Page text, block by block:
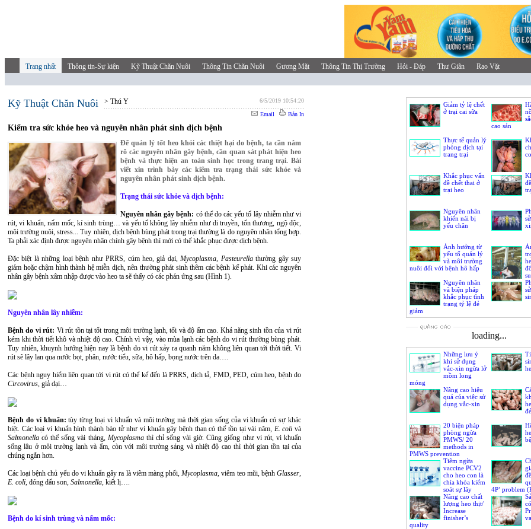
Trang nhất Thông tin-Sự kiện Kỹ Thuật Chăn Nuôi Thông Tin Chăn Nuôi Gương Mặt Thông Tin Thị Trường Hỏi - Đáp Thư Giãn Rao Vặt
Kỹ Thuật Chăn Nuôi > Thú Y 6/5/2019 10:54:20
Email Bản In
Kiểm tra sức khỏe heo và nguyên nhân phát sinh dịch bệnh
Để quản lý tốt heo khỏi các thiệt hại do bệnh, ta cần nắm
rõ các nguyên nhân gây bệnh, cần quan sát phát hiện heo
bệnh và thực hiện an toàn sinh học trong trang trại. Bài
viết xin trình bày các kiểm tra trạng thái sức khỏe và
nguyên nhân phát sinh dịch bệnh.
Trạng thái sức khỏe và dịch bệnh:
Nguyên nhân gây bệnh: có thể do các yếu tố lây nhiễm như vi
rút, vi khuẩn, nấm mốc, kí sinh trùng… và yếu tố không lây nhiễm như di truyền, tổn thương, ngộ độc,
môi trường nuôi, stress... Tuy nhiên, dịch bệnh bùng phát trong trại thường là do nguyên nhân tổng hợp.
Ta phải xác định được nguyên nhân chính gây bệnh thì mới có thể khắc phục được dịch bệnh.
Đặc biệt là những loại bệnh như PRRS, cúm heo, giả dại,Mycoplasma, Pasteurellathường gây suy
giảm hoặc chậm hình thành hệ miễn dịch, nên thường phát sinh thêm các bệnh kế phát. Khi các nguyên
nhân gây bệnh xâm nhập được vào heo ta sẽ thấy có các phản ứng sau (Hình 1).
Nguyên nhân lây nhiễm:
Bệnh do vi rút: Vi rút tồn tại tốt trong môi trường lạnh, tối và độ ẩm cao. Khả năng sinh tồn của vi rút
kém khi thời tiết khô và nhiệt độ cao. Chính vì vậy, vào mùa lạnh các bệnh do vi rút thường bùng phát.
Tuy nhiên, khuynh hướng hiện nay là bệnh do vi rút xảy ra quanh năm không liên quan tới thời tiết. Vi
rút sẽ lây lan qua nước bọt, phân, nước tiểu, sữa, hô hấp, bọng nước trên da….
Các bệnh nguy hiểm liên quan tới vi rút có thể kể đến là PRRS, dịch tả, FMD, PED, cúm heo, bệnh do
Circovirus, giả dại…
Bệnh do vi khuẩn: tùy từng loại vi khuẩn và môi trường mà thời gian sống của vi khuẩn có sự khác
biệt. Các loại vi khuẩn hình thành bào tử như vi khuẩn gây bệnh than có thể tồn tại vài năm, E. coli và
Salmonellacó thể sống vài tháng, Mycoplasmathì chỉ sống vài giờ. Cũng giống như vi rút, vi khuẩn
sống lâu ở môi trường lạnh và ẩm, còn với môi trường sáng và nhiệt độ cao thì thời gian tồn tại của
chúng ngắn hơn.
Các loại bệnh chủ yếu do vi khuẩn gây ra là viêm màng phổi,Mycoplasma, viêm teo mũi, bệnhGlasser,
E. coli, đóng dấu son, Salmonella, kiết lị….
Bệnh do kí sinh trùng và nấm mốc:
cao sản
Giảm tỷ lệ chết
ở trại cai sữa
Thực tế quản lý
phòng dịch tại
trang trại
Khắc phục vấn
đề chết thai ở
trại heo
Nguyên nhân
khiến nái bị
yếu chân
Ảnh hưởng từ
yếu tố quản lý
và môi trường
nuôi đối với bệnh hô hấp
Nguyên nhân
và biện pháp
khắc phục tình
trạng tỷ lệ đẻ
giảm
loading...
Những lưu ý
khi sử dụng
vắc-xin ngừa lở
mồm long
móng
đẻ
Nâng cao hiệu
quả của việc sử
dụng vắc-xin
20 biện pháp
phòng ngừa
PMWS/ 20
methods in
PMWS prevention
4P’ problem
PMWS,
Tiêm ngừa
vaccine PCV2
cho heo con là
chìa khóa kiểm
soát sự lây
nhiễm PCV2/ PCV2
vaccination, a key to
control PCV2’s infection
Nâng cao chất
lượng heo thịt/
Increase
finisher’s
quality